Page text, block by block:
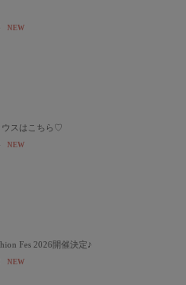
NEW
ウスはこちら♡
NEW
Fes 2026開催決定♪
NEW